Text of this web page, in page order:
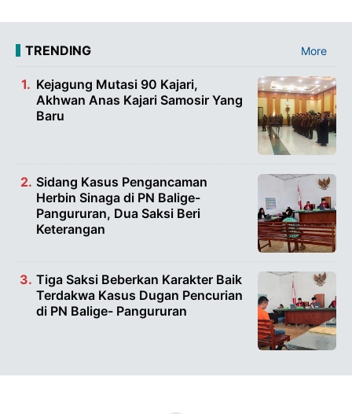
TRENDING More
Kejagung Mutasi 90 Kajari,
Akhwan Anas Kajari Samosir Yang
Baru
Sidang Kasus Pengancaman
Herbin Sinaga di PN Balige-
Pangururan, Dua Saksi Beri
Keterangan
Tiga Saksi Beberkan Karakter Baik
Terdakwa Kasus Dugan Pencurian
di PN Balige- Pangururan